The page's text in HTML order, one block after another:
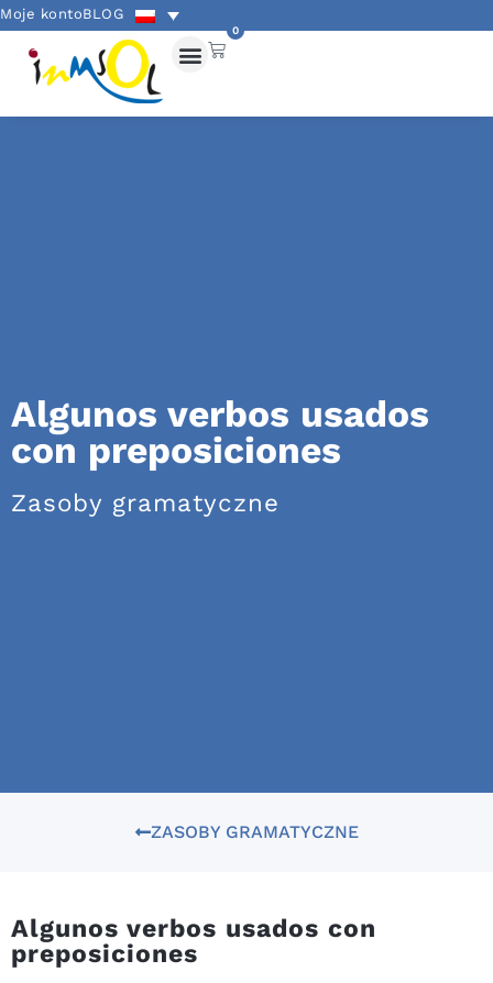
Moje kontoBLOG
0
Algunos verbos usados
con preposiciones
Zasoby gramatyczne
ZASOBY GRAMATYCZNE
Algunos verbos usados con
preposiciones